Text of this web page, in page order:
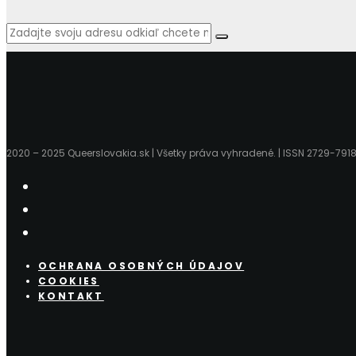
2020 – 2025 Queerslovakia.sk | Všetky práva vyhradené. | ISSN 2729-7918
OCHRANA OSOBNÝCH ÚDAJOV
COOKIES
KONTAKT